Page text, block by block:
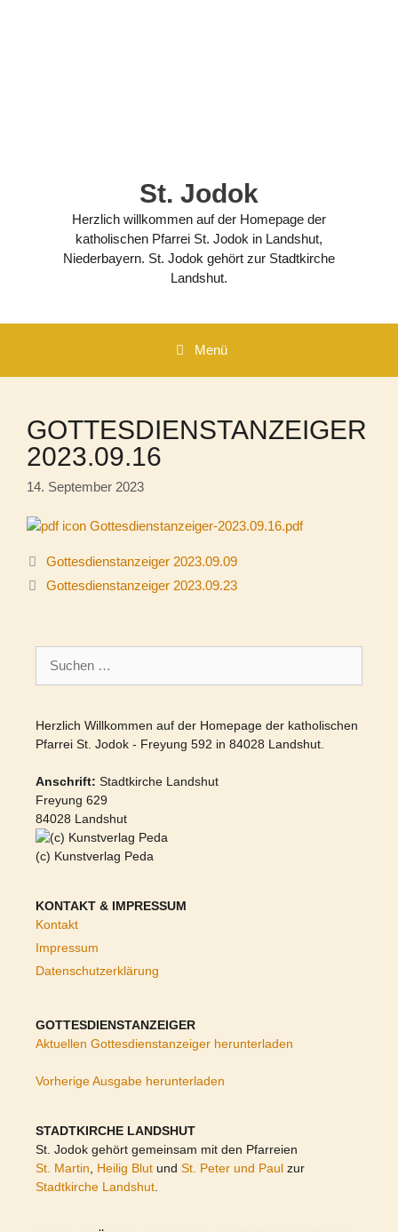
St. Jodok
Herzlich willkommen auf der Homepage der
katholischen Pfarrei St. Jodok in Landshut,
Niederbayern. St. Jodok gehört zur Stadtkirche
Landshut.
Menü
GOTTESDIENSTANZEIGER
2023.09.16
14. September 2023
Gottesdienstanzeiger-2023.09.16.pdf
Gottesdienstanzeiger 2023.09.09
Gottesdienstanzeiger 2023.09.23
nach:
Herzlich Willkommen auf der Homepage der katholischen
Pfarrei St. Jodok - Freyung 592 in 84028 Landshut.
Anschrift: Stadtkirche Landshut
Freyung 629
84028 Landshut
(c) Kunstverlag Peda
KONTAKT & IMPRESSUM
Kontakt
Impressum
Datenschutzerklärung
GOTTESDIENSTANZEIGER
Aktuellen Gottesdienstanzeiger herunterladen
Vorherige Ausgabe herunterladen
STADTKIRCHE LANDSHUT
St. Jodok gehört gemeinsam mit den Pfarreien
St. Martin
Heilig Blut und St. Peter und Paul zur
Stadtkirche Landshut